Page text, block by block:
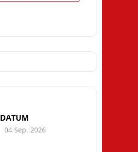
DATUM
04 Sep. 2026